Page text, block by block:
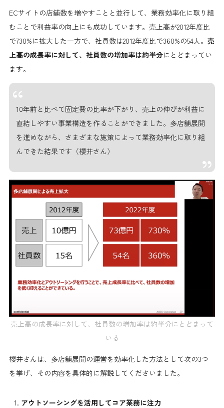
ECサイトの店舗数を増やすことと並行して、業務効率化に取り組
むことで利益率の向上にも成功しています。売上高が2012年度比
で730%に拡大した一方で、社員数は2012年度比で360%の54人。 売
上高の成長率に対して、社員数の増加率は約半分にとどまってい
ます。
10年前と比べて固定費の比率が下がり、売上の伸びが利益に
直結しやすい事業構造を作ることができました。多店舗展開
を進めながら、さまざまな施策によって業務効率化に取り組
んできた結果です（櫻井さん）
売上高の成長率に対して、社員数の増加率は約半分にとどまって
いる
櫻井さんは、多店舗展開の運営を効率化した方法として次の3つ
を挙げ、その内容を具体的に解説してくださいました。
アウトソーシングを活用してコア業務に注力